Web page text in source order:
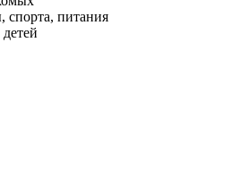
спорта, питания